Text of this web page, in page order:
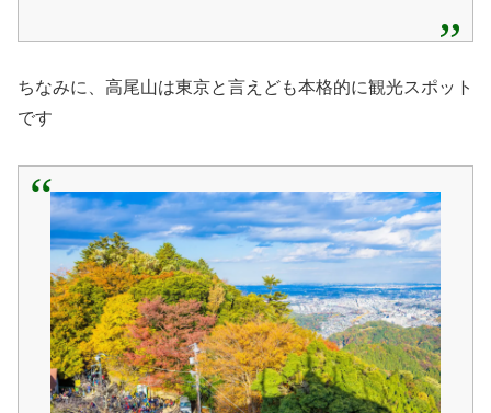
ちなみに、高尾山は東京と言えども本格的に観光スポット
です